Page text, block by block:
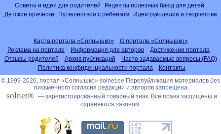
Советы и идеи для родителей
Рецепты полезных блюд для детей
Детские причёски
Путешествия с ребёнком Идеи рукоделия и творчества
Карта портала «Солнышко»
О портале «Солнышко»
Реклама на портале
Информация для авторов
Достижения портала
Отзывы родителей
Архив публикаций
Часто задаваемые вопросы (FAQ)
Политика конфиденциальности портала
Контакты
© 1999-2026, портал «Солнышко» solnet.ee Перепубликация материалов без
письменного согласия редакции и авторов запрещена
solnet® — зарегистрированный товарный знак. Все права защищены и
охраняются законом.